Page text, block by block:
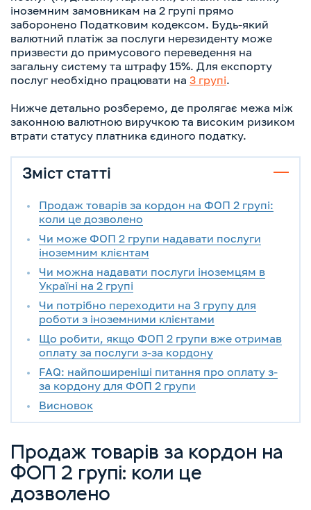
іноземним замовникам на 2 групі прямо
заборонено Податковим кодексом. Будь-який
валютний платіж за послуги нерезиденту може
призвести до примусового переведення на
загальну систему та штрафу 15%. Для експорту
послуг необхідно працювати на 3 групі.
Нижче детально розберемо, де пролягає межа між
законною валютною виручкою та високим ризиком
втрати статусу платника єдиного податку.
Зміст статті
Продаж товарів за кордон на ФОП 2 групі:
коли це дозволено
Чи може ФОП 2 групи надавати послуги
іноземним клієнтам
Чи можна надавати послуги іноземцям в
Україні на 2 групі
Чи потрібно переходити на 3 групу для
роботи з іноземними клієнтами
Що робити, якщо ФОП 2 групи вже отримав
оплату за послуги з-за кордону
FAQ: найпоширеніші питання про оплату з-
за кордону для ФОП 2 групи
Висновок
Продаж товарів за кордон на
ФОП 2 групі: коли це
дозволено